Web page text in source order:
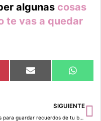
algunas cosas
te vas a quedar
Compartir
en
Email
en
SIGUIENTE
Ideas para guardar recuerdos de tu bebé